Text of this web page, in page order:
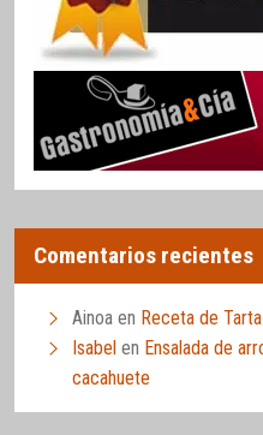
Comentarios recientes
Ainoa en Receta de
Isabel en Ensalada de
cacahuete